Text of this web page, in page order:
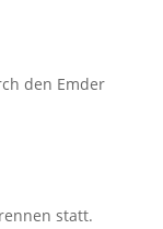
den Emder
statt.